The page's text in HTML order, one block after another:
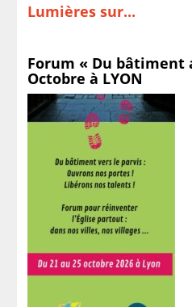
Lumières sur...
Forum « Du bâtiment
Octobre à LYON